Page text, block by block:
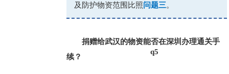
及防护物资范围比照问题三。
q5
捐赠给武汉的物资能否在深圳办理通关手
续？